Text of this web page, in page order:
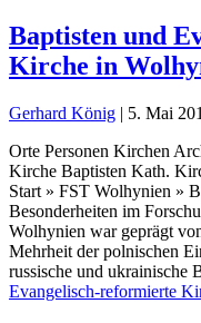
Baptisten und
Kirche in
Gerhard König | 5. Mai
Orte Personen Kirchen
Kirche Baptisten Kath.
Start » FST Wolhynien »
Besonderheiten im
Wolhynien war geprägt
Mehrheit der polnischen
russische und ukrainische
Evangelisch-reformierte